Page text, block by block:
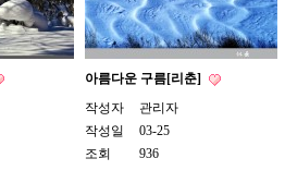
아름다운 구름[리춘]
작성자
관리자
작성일
03-25
조회
936